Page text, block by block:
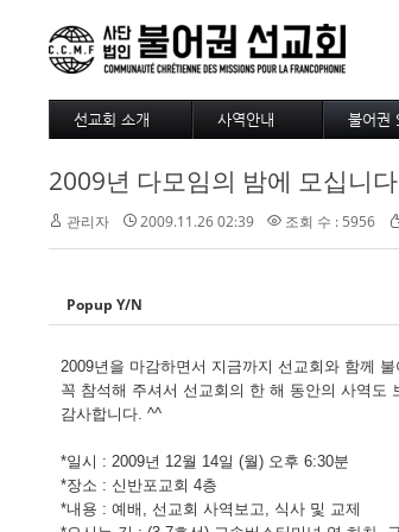
선교회 소개
4대정신
섬기는 사람들
선교사
선교회 후원 계좌
사역안내
훈련
긍휼
BAM
출판/정기기도
불어권
방주지
공지사항
2009년 다모임의 밤에 모십니
관리자 2009.11.26 02:39 조회 수 : 5956
Popup Y/N
2009년을 마감하면서 지금까지 선교회와 함께
꼭 참석해 주셔서 선교회의 한 해 동안의 사역도
감사합니다. ^^
*일시 : 2009년 12월 14일 (월) 오후 6:30분
*장소 : 신반포교회 4층
*내용 : 예배, 선교회 사역보고, 식사 및 교제